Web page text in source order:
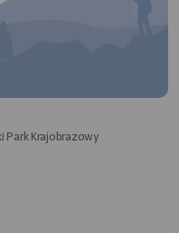
Park Krajobrazowy